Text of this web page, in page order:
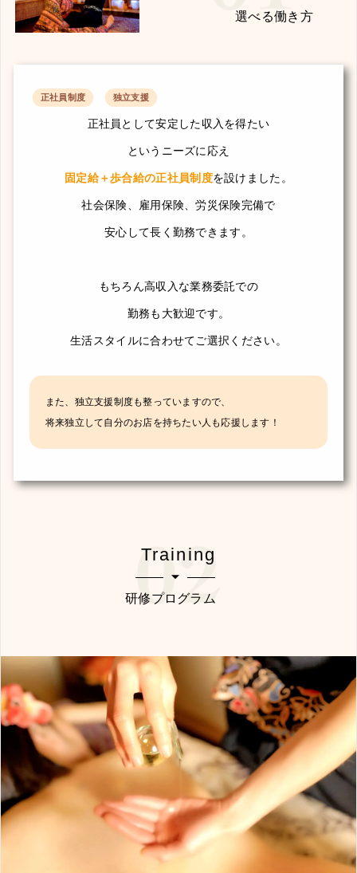
選べる働き方
正社員として安定した収入を得たい
というニーズに応え
固定給＋歩合給の正社員制度を設けました。
社会保険、雇用保険、労災保険完備で
安心して長く勤務できます。
もちろん高収入な業務委託での
勤務も大歓迎です。
生活スタイルに合わせてご選択ください。
また、独立支援制度も整っていますので、
将来独立して自分のお店を持ちたい人も応援します！
正社員制度 独立支援
Training
研修プログラム